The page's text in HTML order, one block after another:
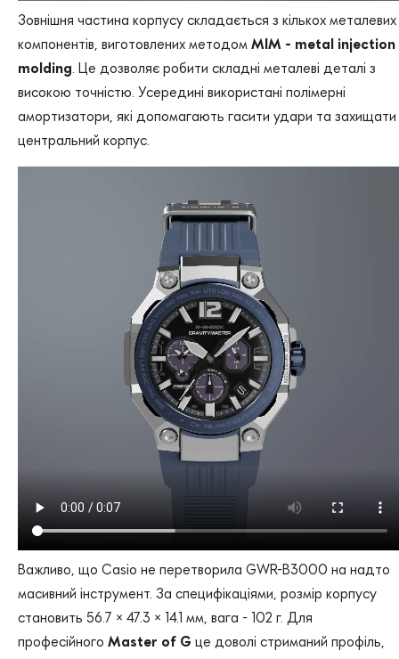
Зовнішня частина корпусу складається з кількох металевих
компонентів, виготовлених методом MIM - metal injection
molding . Це дозволяє робити складні металеві деталі з
високою точністю. Усередині використані полімерні
амортизатори, які допомагають гасити удари та захищати
центральний корпус.
Важливо, що Casio не перетворила GWR-B3000 на надто
масивний інструмент. За специфікаціями, розмір корпусу
становить 56.7 × 47.3 × 14.1 мм, вага - 102 г. Для
професійного Master of G це доволі стриманий профіль,